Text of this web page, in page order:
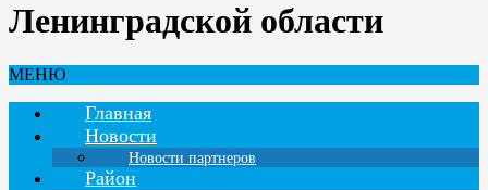
Ленинградской области
МЕНЮ
Главная
Новости
Новости партнеров
Район